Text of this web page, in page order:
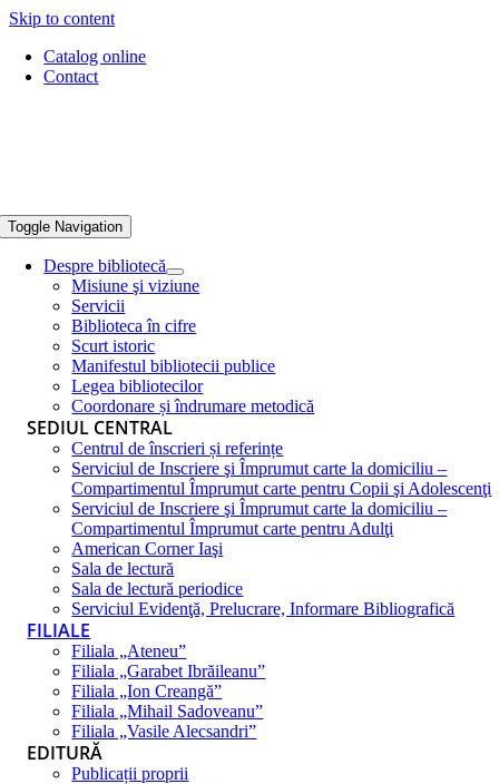
Skip to content
Catalog online
Contact
Toggle Navigation
Despre bibliotecă
Misiune şi viziune
Servicii
Biblioteca în cifre
Scurt istoric
Manifestul bibliotecii publice
Legea bibliotecilor
Coordonare și îndrumare metodică
SEDIUL CENTRAL
Centrul de înscrieri și referințe
Serviciul de Inscriere şi Împrumut carte la domiciliu –
Compartimentul Împrumut carte pentru Copii şi Adolescenţi
Serviciul de Inscriere şi Împrumut carte la domiciliu –
Compartimentul Împrumut carte pentru Adulţi
American Corner Iaşi
Sala de lectură
Sala de lectură periodice
Serviciul Evidenţă, Prelucrare, Informare Bibliografică
FILIALE
Filiala „Ateneu”
Filiala „Garabet Ibrăileanu”
Filiala „Ion Creangă”
Filiala „Mihail Sadoveanu”
Filiala „Vasile Alecsandri”
EDITURĂ
Publicații proprii